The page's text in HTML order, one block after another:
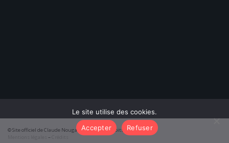
© Site officiel de Claude Nougaro 2026 – Tous droits réservés
–
Le site utilise des cookies.
Accepter
Refuser